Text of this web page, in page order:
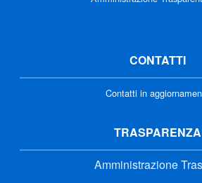
CONTATTI
Contatti in
TRASPARENZA
Amministrazione